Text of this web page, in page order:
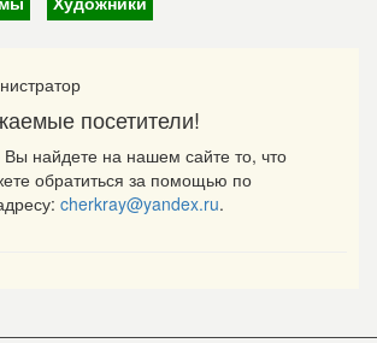
посетители!
найдете на нашем сайте то, что
обратиться за помощью по
cherkray@yandex.ru.